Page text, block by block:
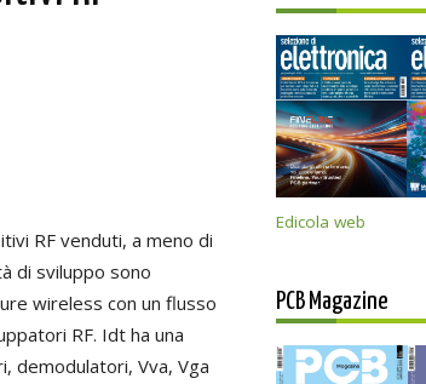
RF venduti, a meno di
di sviluppo sono
wireless con un flusso
RF. Idt ha una
demodulatori, Vva, Vga
Edicola web
PCB Magazine